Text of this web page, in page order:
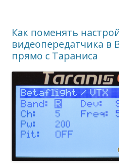
Как поменять
видеопередатчика в
прямо с Тараниса